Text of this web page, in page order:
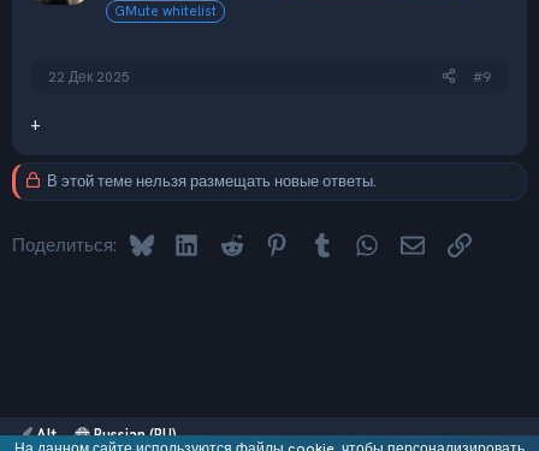
GMute whitelist
22 Дек 2025 #9
+
В этой теме нельзя размещать новые ответы.
Поделиться: Bluesky LinkedInReddit PinterestTumblr WhatsApp
Электронная
Ссылка
Alt Russian (RU)